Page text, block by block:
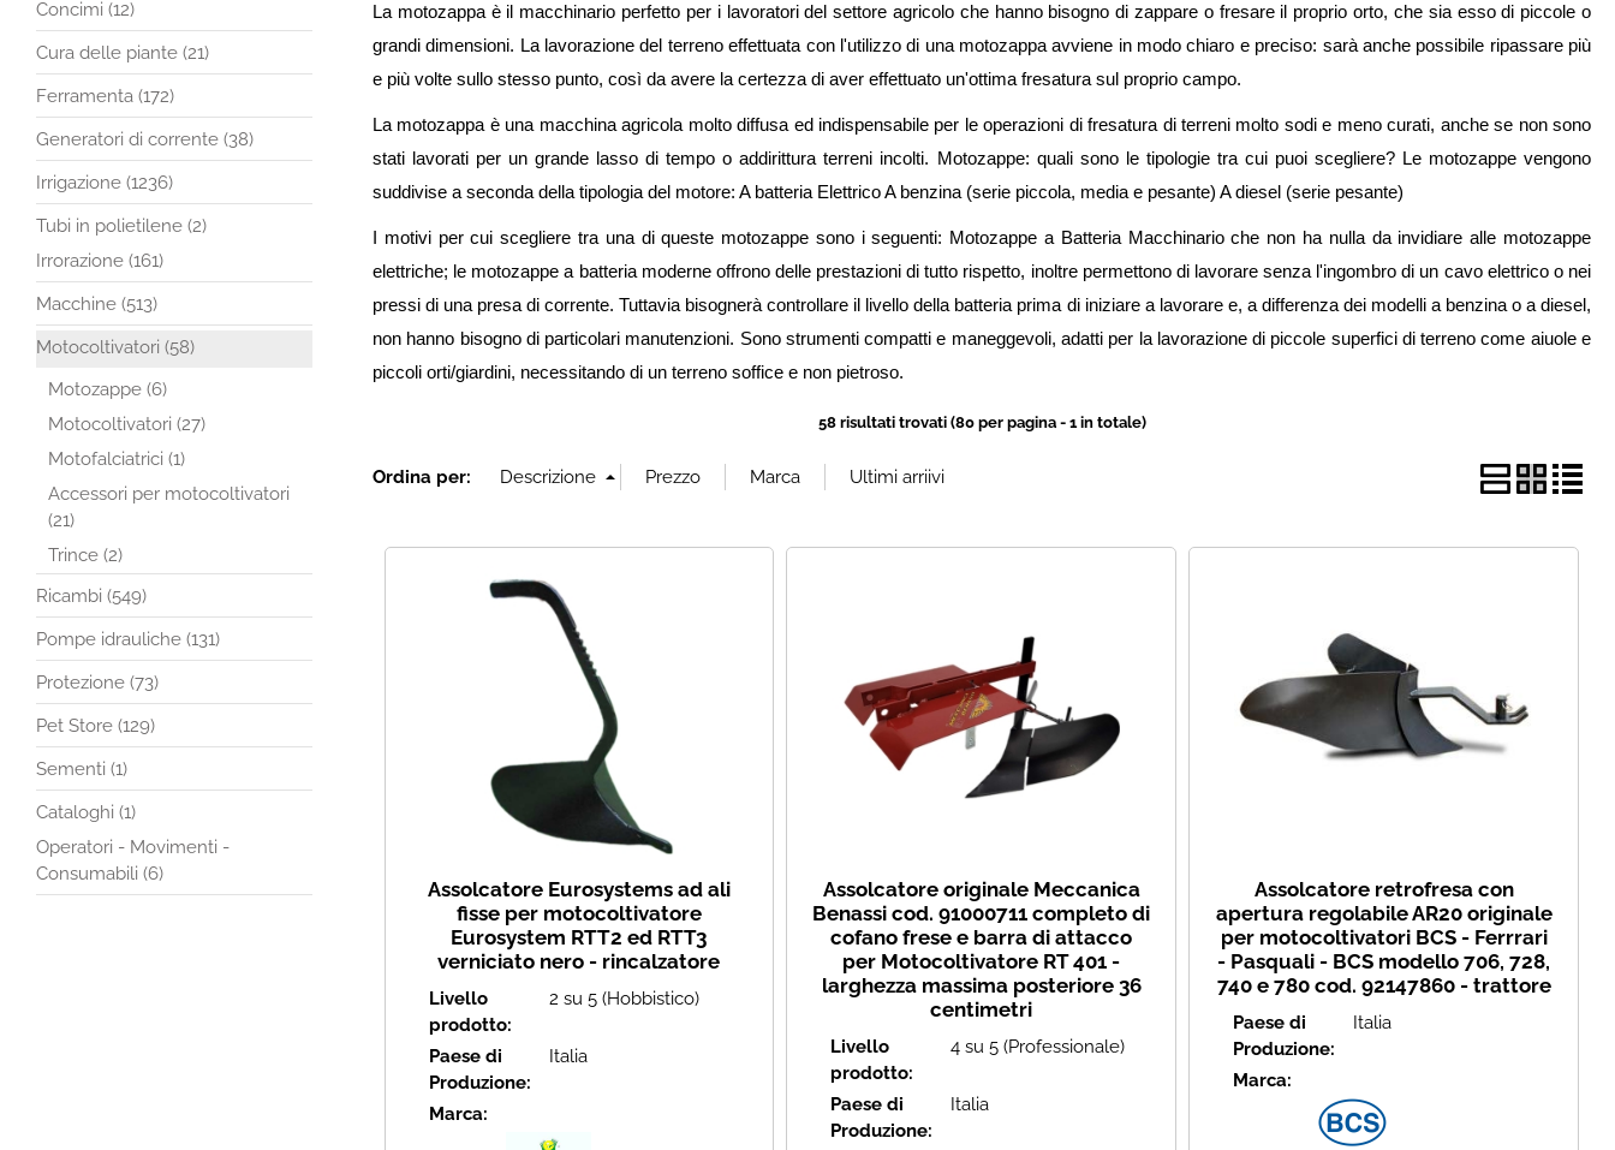
Hai perso la password?
Concimi (12)
Cura delle piante (21)
Ferramenta (172)
Generatori di corrente (38)
Irrigazione (1236)
Tubi in polietilene (2)
Irrorazione (161)
Macchine (513)
Motocoltivatori (58)
Motozappe (6)
Motocoltivatori (27)
Motofalciatrici (1)
Accessori per motocoltivatori
(21)
Trince (2)
Ricambi (549)
Pompe idrauliche (131)
Protezione (73)
Pet Store (129)
Sementi (1)
Cataloghi (1)
Operatori - Movimenti -
Consumabili (6)
La motozappa è il macchinario perfetto per i lavoratori del settore agricolo che hanno bisogno di zappare o fresare il proprio orto, che sia esso di piccole o
grandi dimensioni. La lavorazione del terreno effettuata con l'utilizzo di una motozappa avviene in modo chiaro e preciso: sarà anche possibile ripassare più
e più volte sullo stesso punto, così da avere la certezza di aver effettuato un'ottima fresatura sul proprio campo.
La motozappa è una macchina agricola molto diffusa ed indispensabile per le operazioni di fresatura di terreni molto sodi e meno curati, anche se non sono
stati lavorati per un grande lasso di tempo o addirittura terreni incolti. Motozappe: quali sono le tipologie tra cui puoi scegliere? Le motozappe vengono
suddivise a seconda della tipologia del motore: A batteria Elettrico A benzina (serie piccola, media e pesante) A diesel (serie pesante)
I motivi per cui scegliere tra una di queste motozappe sono i seguenti: Motozappe a Batteria Macchinario che non ha nulla da invidiare alle motozappe
elettriche; le motozappe a batteria moderne offrono delle prestazioni di tutto rispetto, inoltre permettono di lavorare senza l'ingombro di un cavo elettrico o nei
pressi di una presa di corrente. Tuttavia bisognerà controllare il livello della batteria prima di iniziare a lavorare e, a differenza dei modelli a benzina o a diesel,
non hanno bisogno di particolari manutenzioni. Sono strumenti compatti e maneggevoli, adatti per la lavorazione di piccole superfici di terreno come aiuole e
piccoli orti/giardini, necessitando di un terreno soffice e non pietroso.
58 risultati trovati (80 per pagina - 1 in totale)
Ordina per:
Assolcatore Eurosystems ad ali
fisse per motocoltivatore
Eurosystem RTT2 ed RTT3
verniciato nero - rincalzatore
Livello
prodotto:
2 su 5 (Hobbistico)
Paese di
Produzione:
Italia
Marca:
Assolcatore originale Meccanica
Benassi cod. 91000711 completo di
cofano frese e barra di attacco
per Motocoltivatore RT 401 -
larghezza massima posteriore 36
centimetri
Livello
prodotto:
4 su 5 (Professionale)
Paese di
Produzione:
Italia
Assolcatore retrofresa con
apertura regolabile AR20 originale
per motocoltivatori BCS - Ferrrari
- Pasquali - BCS modello 706, 728,
740 e 780 cod. 92147860 - trattore
Paese di
Produzione:
Italia
Marca: